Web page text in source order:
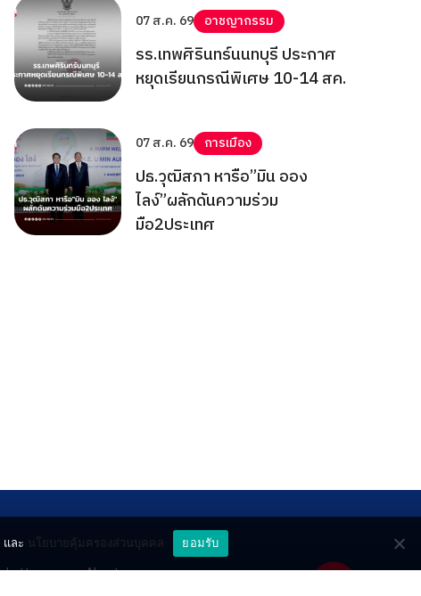
07 ส.ค. 69 อาชญากรรม
รร.เทพศิรินทร์นนทบุรี ประกาศ
หยุดเรียนกรณีพิเศษ 10-14 สค.
07 ส.ค. 69 การเมือง
ปธ.วุฒิสภา หารือ”มิน ออง
ไลง์”ผลักดันความร่วม
มือ2ประเทศ
Lottery
About
และ นโยบายคุ้มครองส่วนบุคคล ยอมรับ